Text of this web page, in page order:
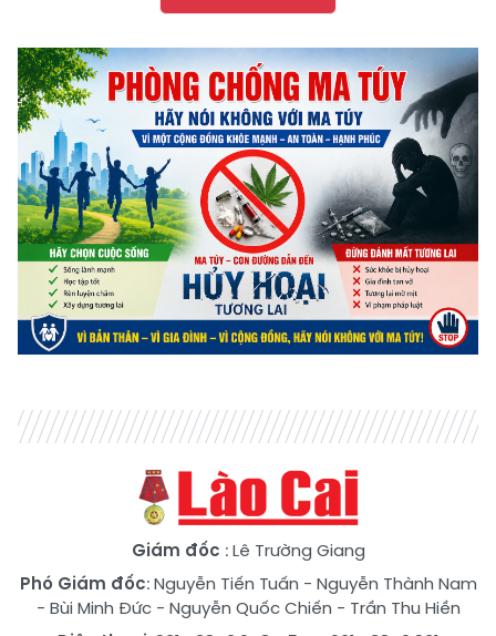
Giám đốc : Lê Trường Giang
Phó Giám đốc:Nguyễn Tiến Tuấn - Nguyễn Thành Nam
- Bùi Minh Đức- Nguyễn Quốc Chiến - Trần Thu Hiền